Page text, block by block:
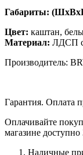
Габариты:
Цвет: каштан,
Материал: ЛДСП
Производитель:
Гарантия. Оплата
Оплачивайте
магазине
Наличные